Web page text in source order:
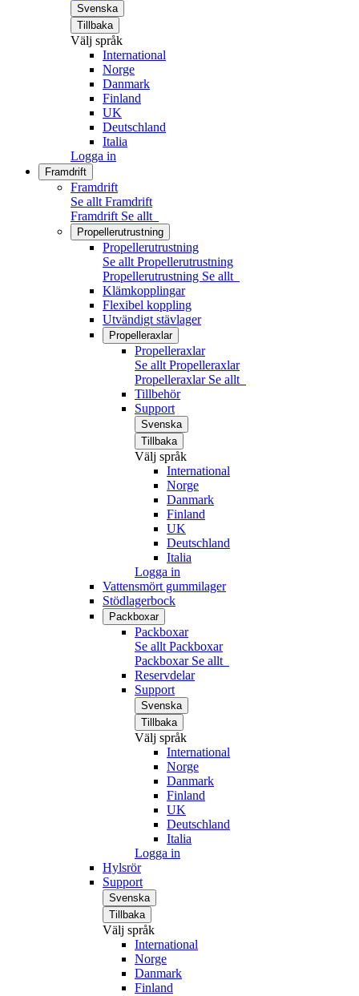
Svenska
Tillbaka
Välj språk
International
Norge
Danmark
Finland
UK
Deutschland
Italia
Logga in
Framdrift
Framdrift
Se allt Framdrift
Framdrift Se allt
Propellerutrustning
Propellerutrustning
Se allt Propellerutrustning
Propellerutrustning Se allt
Klämkopplingar
Flexibel koppling
Utvändigt stävlager
Propelleraxlar
Propelleraxlar
Se allt Propelleraxlar
Propelleraxlar Se allt
Tillbehör
Support
Svenska
Tillbaka
Välj språk
International
Norge
Danmark
Finland
UK
Deutschland
Italia
Logga in
Vattensmört gummilager
Stödlagerbock
Packboxar
Packboxar
Se allt Packboxar
Packboxar Se allt
Reservdelar
Support
Svenska
Tillbaka
Välj språk
International
Norge
Danmark
Finland
UK
Deutschland
Italia
Logga in
Hylsrör
Support
Svenska
Tillbaka
Välj språk
International
Norge
Danmark
Finland